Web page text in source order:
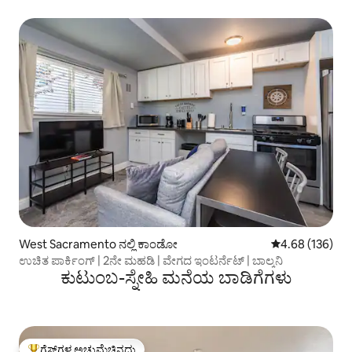
West Sacramento ನಲ್ಲಿ ಕಾಂಡೋ 5 ರಲ್ಲಿ 4.68
4.68 (136)
ಉಚಿತ ಪಾರ್ಕಿಂಗ್ | 2ನೇ ಮಹಡಿ | ವೇಗದ ಇಂಟರ್ನೆಟ್ | ಬಾಲ್ಕನಿ
ಕುಟುಂಬ-ಸ್ನೇಹಿ ಮನೆಯ ಬಾಡಿಗೆಗಳು